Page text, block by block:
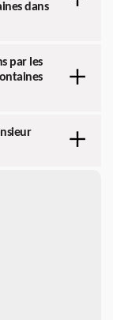
dans
par les